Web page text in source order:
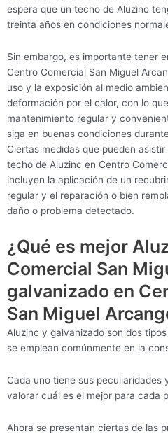
espera que un techo de Aluzinc
treinta años en condiciones
Sin embargo, es importante tener
Centro Comercial San Miguel
uso y la exposición al medio
deformación por el calor, con lo
mantenimiento regular y
siga en buenas condiciones
Ciertas medidas que pueden
techo de Aluzinc en Centro
incluyen la aplicación de un
regular y el reparación o bien
daño o problema detectado.
¿Qué es mejor
Comercial San
galvanizado en
San Miguel
Aluzinc y galvanizado son dos
se emplean comúnmente en la
Cada uno tiene sus
valorar cuál es el mejor para cada
Ahora se presentan ciertas de las